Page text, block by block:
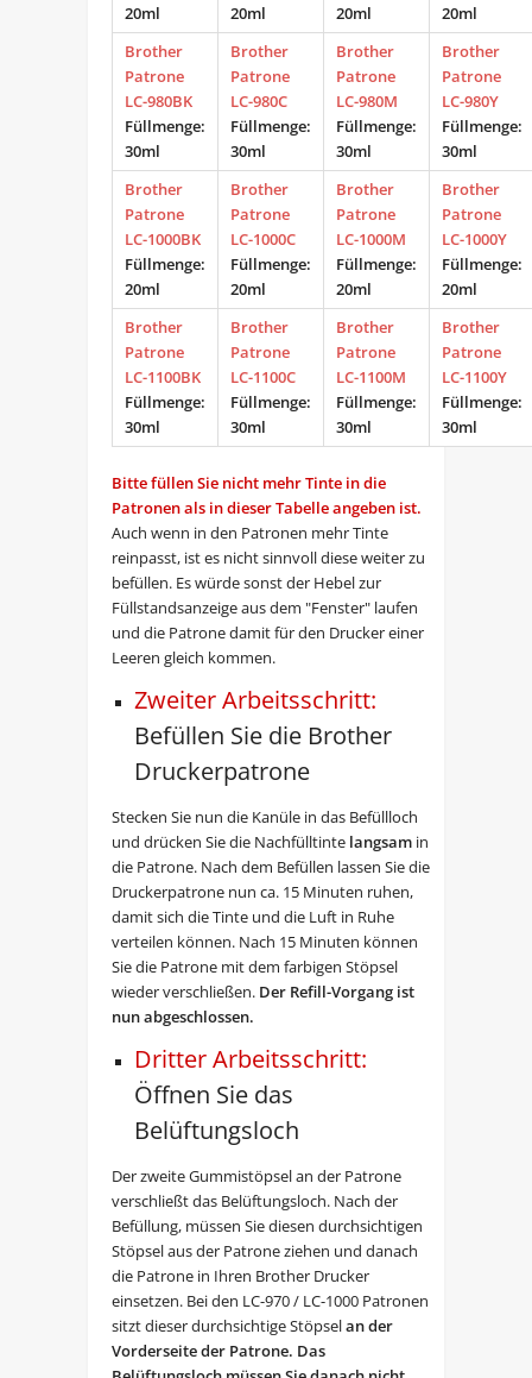
20ml
20ml
20ml
20ml
Brother
Patrone
LC-980BK
Füllmenge:
30ml
Brother
Patrone
LC-980C
Füllmenge:
30ml
Brother
Patrone
LC-980M
Füllmenge:
30ml
Brother
Patrone
LC-980Y
Füllmenge:
30ml
Brother
Patrone
LC-1000BK
Füllmenge:
20ml
Brother
Patrone
LC-1000C
Füllmenge:
20ml
Brother
Patrone
LC-1000M
Füllmenge:
20ml
Brother
Patrone
LC-1000Y
Füllmenge:
20ml
Brother
Patrone
LC-1100BK
Füllmenge:
30ml
Brother
Patrone
LC-1100C
Füllmenge:
30ml
Brother
Patrone
LC-1100M
Füllmenge:
30ml
Brother
Patrone
LC-1100Y
Füllmenge:
30ml
Bitte füllen Sie nicht mehr Tinte in die
Patronen als in dieser Tabelle angeben ist.
Auch wenn in den Patronen mehr Tinte
reinpasst, ist es nicht sinnvoll diese weiter zu
befüllen. Es würde sonst der Hebel zur
Füllstandsanzeige aus dem "Fenster" laufen
und die Patrone damit für den Drucker einer
Leeren gleich kommen.
Zweiter Arbeitsschritt:
Befüllen Sie die Brother
Druckerpatrone
Stecken Sie nun die Kanüle in das Befüllloch
und drücken Sie die Nachfülltinte langsamin
die Patrone. Nach dem Befüllen lassen Sie die
Druckerpatrone nun ca. 15 Minuten ruhen,
damit sich die Tinte und die Luft in Ruhe
verteilen können. Nach 15 Minuten können
Sie die Patrone mit dem farbigen Stöpsel
wieder verschließen. Der Refill-Vorgang ist
nun abgeschlossen.
Dritter Arbeitsschritt:
Öffnen Sie das
Belüftungsloch
Der zweite Gummistöpsel an der Patrone
verschließt das Belüftungsloch. Nach der
Befüllung, müssen Sie diesen durchsichtigen
Stöpsel aus der Patrone ziehen und danach
die Patrone in Ihren Brother Drucker
einsetzen. Bei den LC-970 / LC-1000 Patronen
sitzt dieser durchsichtige Stöpselan der
Vorderseite der Patrone. Das